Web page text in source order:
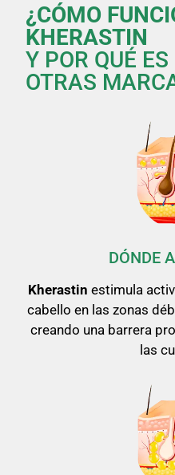
¿CÓMO
KHERASTIN
Y POR QUÉ
OTRAS
DÓNDE
Kherastin estimula
cabello en las zonas
creando una barrera
las